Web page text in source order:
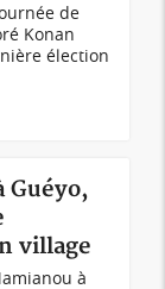
de
Konan
élection
Guéyo,
village
à